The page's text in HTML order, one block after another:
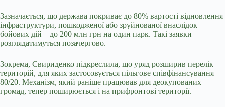
Зазначається, що держава покриває до 80% вартості відновлення
інфраструктури, пошкодженої або зруйнованої внаслідок
бойових дій – до 200 млн грн на один парк. Такі заявки
розглядатимуться позачергово.
Зокрема, Свириденко підкреслила, що уряд розширив перелік
територій, для яких застосовується пільгове співфінансування
80/20. Механізм, який раніше працював для деокупованих
громад, тепер поширюється і на прифронтові території.